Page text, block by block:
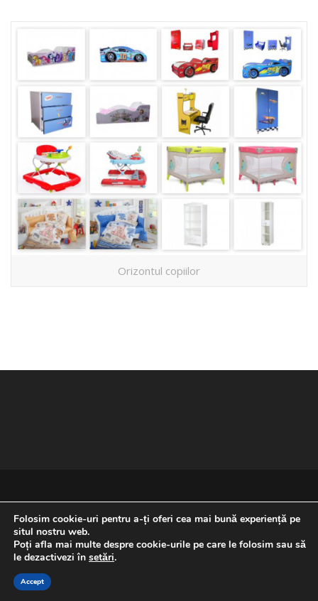
Orizontul copiilor
REVENIRE LA ÎNCEPUTUL PAGINII
Folosim cookie-uri pentru a-ți oferi cea mai bună experiență pe
situl nostru web.
Poți afla mai multe despre cookie-urile pe care le folosim sau să
le dezactivezi în setări.
Accept